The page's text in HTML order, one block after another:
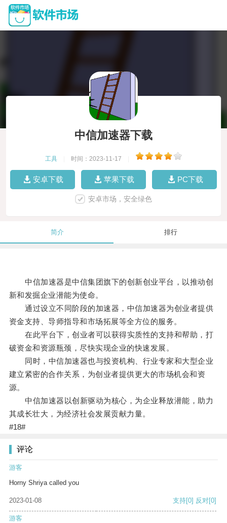
中信加速器下载
工具 时间：2023-11-17
安卓下载 苹果下载 PC下载
安卓市场，安全绿色
简介 排行
中信加速器是中信集团旗下的创新创业平台，以推动创
新和发掘企业潜能为使命。
通过设立不同阶段的加速器，中信加速器为创业者提供
资金支持、导师指导和市场拓展等全方位的服务。
在此平台下，创业者可以获得实质性的支持和帮助，打
破资金和资源瓶颈，尽快实现企业的快速发展。
同时，中信加速器也与投资机构、行业专家和大型企业
建立紧密的合作关系，为创业者提供更大的市场机会和资
源。
中信加速器以创新驱动为核心，为企业释放潜能，助力
其成长壮大，为经济社会发展贡献力量。
#18#
评论
游客
Horny Shriya called you
2023-01-08 支持[0] 反对[0]
游客